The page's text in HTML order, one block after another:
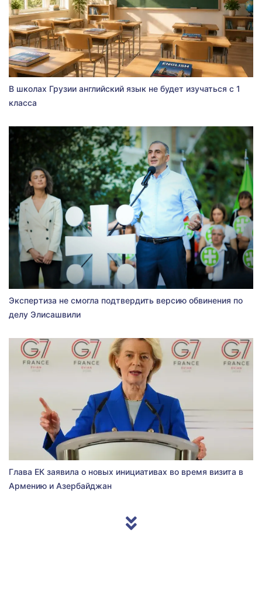
В школах Грузии английский язык не будет изучаться с 1
класса
Экспертиза не смогла подтвердить версию обвинения по
делу Элисашвили
Глава ЕК заявила о новых инициативах во время визита в
Армению и Азербайджан